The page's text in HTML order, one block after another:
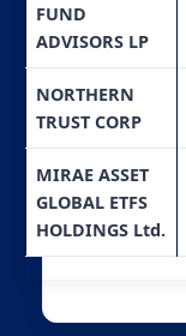
FUND
ADVISORS LP
NORTHERN
TRUST CORP
MIRAE ASSET
GLOBAL ETFS
HOLDINGS Ltd.